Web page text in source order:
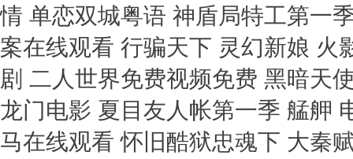
情 单恋双城粤语 神盾局特工第一
案在线观看 行骗天下 灵幻新娘 火
剧 二人世界免费视频免费 黑暗天
龙门电影 夏目友人帐第一季 艋舺
马在线观看 怀旧酷狱忠魂下 大秦